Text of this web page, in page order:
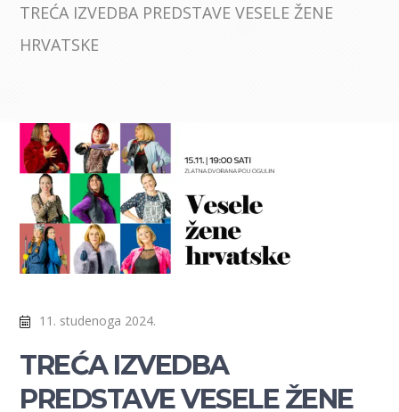
TREĆA IZVEDBA PREDSTAVE VESELE ŽENE
HRVATSKE
11. studenoga 2024.
TREĆA IZVEDBA
PREDSTAVE VESELE ŽENE